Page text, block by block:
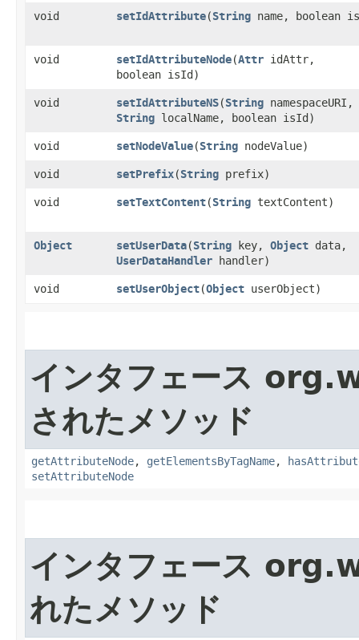
void
setIdAttribute​(String name, boolean
void setIdAttributeNode​(Attr idAttr,
boolean isId)
void setIdAttributeNS​(String namespaceURI,
String localName, boolean isId)
void setNodeValue​(String nodeValue)
void setPrefix​(String prefix)
void setTextContent​(String textContent)
Object setUserData​(String key, Object data,
UserDataHandler handler)
void setUserObject​(Object userObject)
インタフェース
されたメソッド
getAttributeNode, getElementsByTagName,
setAttributeNode
インタフェース
れたメソッド